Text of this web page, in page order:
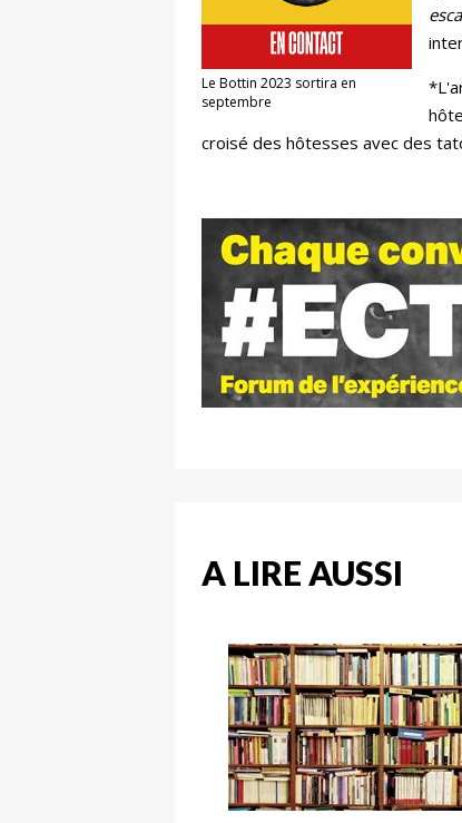
Le Bottin 2023 sortira en
septembre
croisé des hôtesses avec des
A LIRE AUSSI